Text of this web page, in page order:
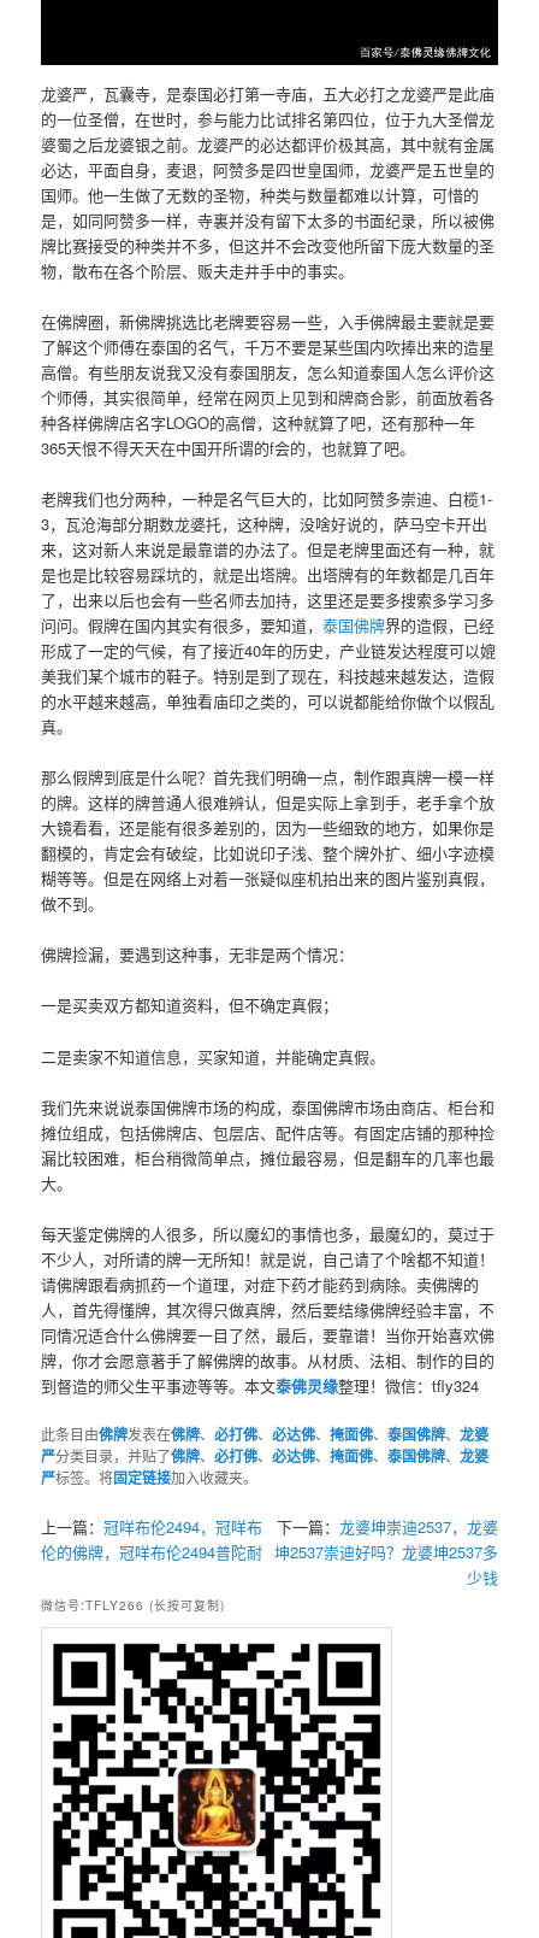
龙婆严，瓦囊寺，是泰国必打第一寺庙，五大必打之龙婆严是此庙
的一位圣僧，在世时，参与能力比试排名第四位，位于九大圣僧龙
婆蜀之后龙婆银之前。龙婆严的必达都评价极其高，其中就有金属
必达，平面自身，麦退，阿赞多是四世皇国师，龙婆严是五世皇的
国师。他一生做了无数的圣物，种类与数量都难以计算，可惜的
是，如同阿赞多一样，寺裏并没有留下太多的书面纪录，所以被佛
牌比赛接受的种类并不多，但这并不会改变他所留下庞大数量的圣
物，散布在各个阶层、贩夫走井手中的事实。
在佛牌圈，新佛牌挑选比老牌要容易一些，入手佛牌最主要就是要
了解这个师傅在泰国的名气，千万不要是某些国内吹捧出来的造星
高僧。有些朋友说我又没有泰国朋友，怎么知道泰国人怎么评价这
个师傅，其实很简单，经常在网页上见到和牌商合影，前面放着各
种各样佛牌店名字LOGO的高僧，这种就算了吧，还有那种一年
365天恨不得天天在中国开所谓的f会的，也就算了吧。
老牌我们也分两种，一种是名气巨大的，比如阿赞多崇迪、白榄1-
3，瓦沧海部分期数龙婆托，这种牌，没啥好说的，萨马空卡开出
来，这对新人来说是最靠谱的办法了。但是老牌里面还有一种，就
是也是比较容易踩坑的，就是出塔牌。出塔牌有的年数都是几百年
了，出来以后也会有一些名师去加持，这里还是要多搜索多学习多
问问。假牌在国内其实有很多，要知道，泰国佛牌界的造假，已经
形成了一定的气候，有了接近40年的历史，产业链发达程度可以媲
美我们某个城市的鞋子。特别是到了现在，科技越来越发达，造假
的水平越来越高，单独看庙印之类的，可以说都能给你做个以假乱
真。
那么假牌到底是什么呢？首先我们明确一点，制作跟真牌一模一样
的牌。这样的牌普通人很难辨认，但是实际上拿到手，老手拿个放
大镜看看，还是能有很多差别的，因为一些细致的地方，如果你是
翻模的，肯定会有破绽，比如说印子浅、整个牌外扩、细小字迹模
糊等等。但是在网络上对着一张疑似座机拍出来的图片鉴别真假，
做不到。
佛牌捡漏，要遇到这种事，无非是两个情况：
一是买卖双方都知道资料，但不确定真假；
二是卖家不知道信息，买家知道，并能确定真假。
我们先来说说泰国佛牌市场的构成，泰国佛牌市场由商店、柜台和
摊位组成，包括佛牌店、包层店、配件店等。有固定店铺的那种捡
漏比较困难，柜台稍微简单点，摊位最容易，但是翻车的几率也最
大。
每天鉴定佛牌的人很多，所以魔幻的事情也多，最魔幻的，莫过于
不少人，对所请的牌一无所知！就是说，自己请了个啥都不知道！
请佛牌跟看病抓药一个道理，对症下药才能药到病除。卖佛牌的
人，首先得懂牌，其次得只做真牌，然后要结缘佛牌经验丰富，不
同情况适合什么佛牌要一目了然，最后，要靠谱！当你开始喜欢佛
牌，你才会愿意著手了解佛牌的故事。从材质、法相、制作的目的
到督造的师父生平事迹等等。本文泰佛灵缘整理！微信：tfly324
此条目由佛牌发表在佛牌、必打佛、必达佛、掩面佛、泰国佛牌、龙婆
严分类目录，并贴了佛牌、必打佛、必达佛、掩面佛、泰国佛牌、龙婆
严标签。将固定链接加入收藏夹。
上一篇：冠咩布伦2494，冠咩布
伦的佛牌，冠咩布伦2494普陀耐
下一篇： 龙婆坤崇迪2537，龙婆
坤2537崇迪好吗？龙婆坤2537多
少钱
微信号:TFLY266 (长按可复制)